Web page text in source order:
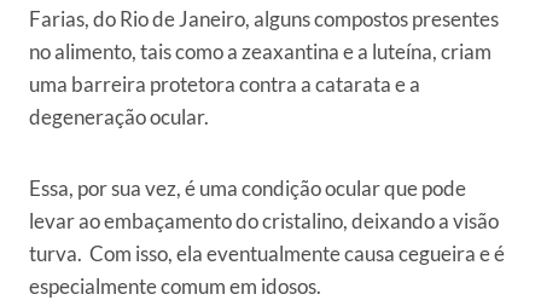
Farias, do Rio de Janeiro, alguns compostos presentes
no alimento, tais como a zeaxantina e a luteína, criam
uma barreira protetora contra a catarata e a
degeneração ocular.
Essa, por sua vez, é uma condição ocular que pode
levar ao embaçamento do cristalino, deixando a visão
turva. Com isso, ela eventualmente causa cegueira e é
especialmente comum em idosos.